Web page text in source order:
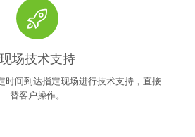
现场技术支持
时间到达指定现场进行技术支持，直接
替客户操作。